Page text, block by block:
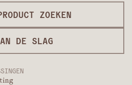
ZOEKEN
DE SLAG